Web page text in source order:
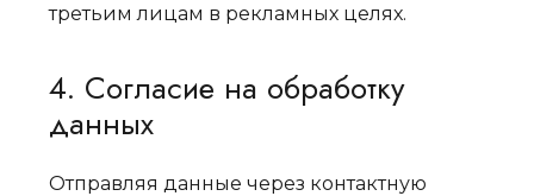
третьим лицам в рекламных целях.
4. Согласие на обработку
данных
Отправляя данные через контактную